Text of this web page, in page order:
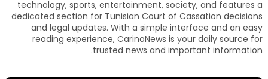
technology, sports, entertainment, society, and features a
dedicated section for Tunisian Court of Cassation decisions
and legal updates. With a simple interface and an easy
reading experience, CarinoNews is your daily source for
trusted news and important information.